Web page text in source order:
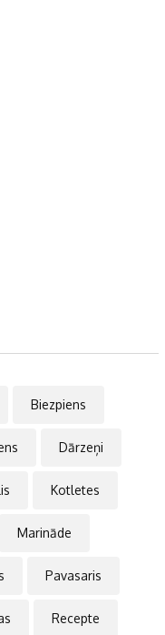
Biezpiens
Dārzeņi
Kotletes
Marināde
Pavasaris
Recepte